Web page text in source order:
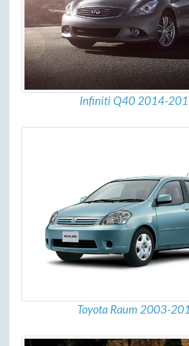
Infiniti Q40 2014-
Toyota Raum 2003-